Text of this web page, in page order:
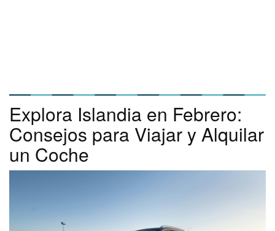
Explora Islandia en Febrero:
Consejos para Viajar y Alquilar
un Coche